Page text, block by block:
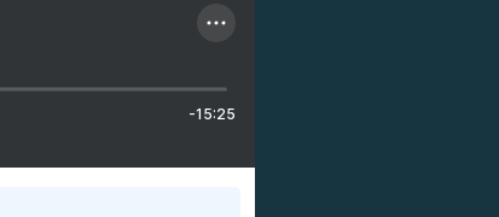
-15:25